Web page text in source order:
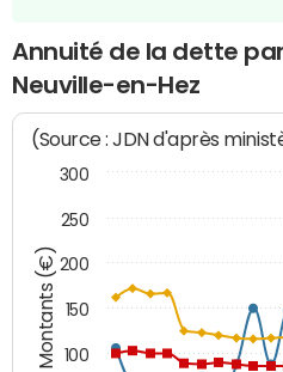
Annuité de la dette
Neuville-en-Hez
Montants (€)
(Source : JDN d'après
100
150
200
250
300